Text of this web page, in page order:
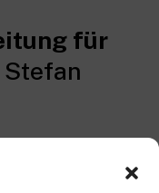
für
Stefan